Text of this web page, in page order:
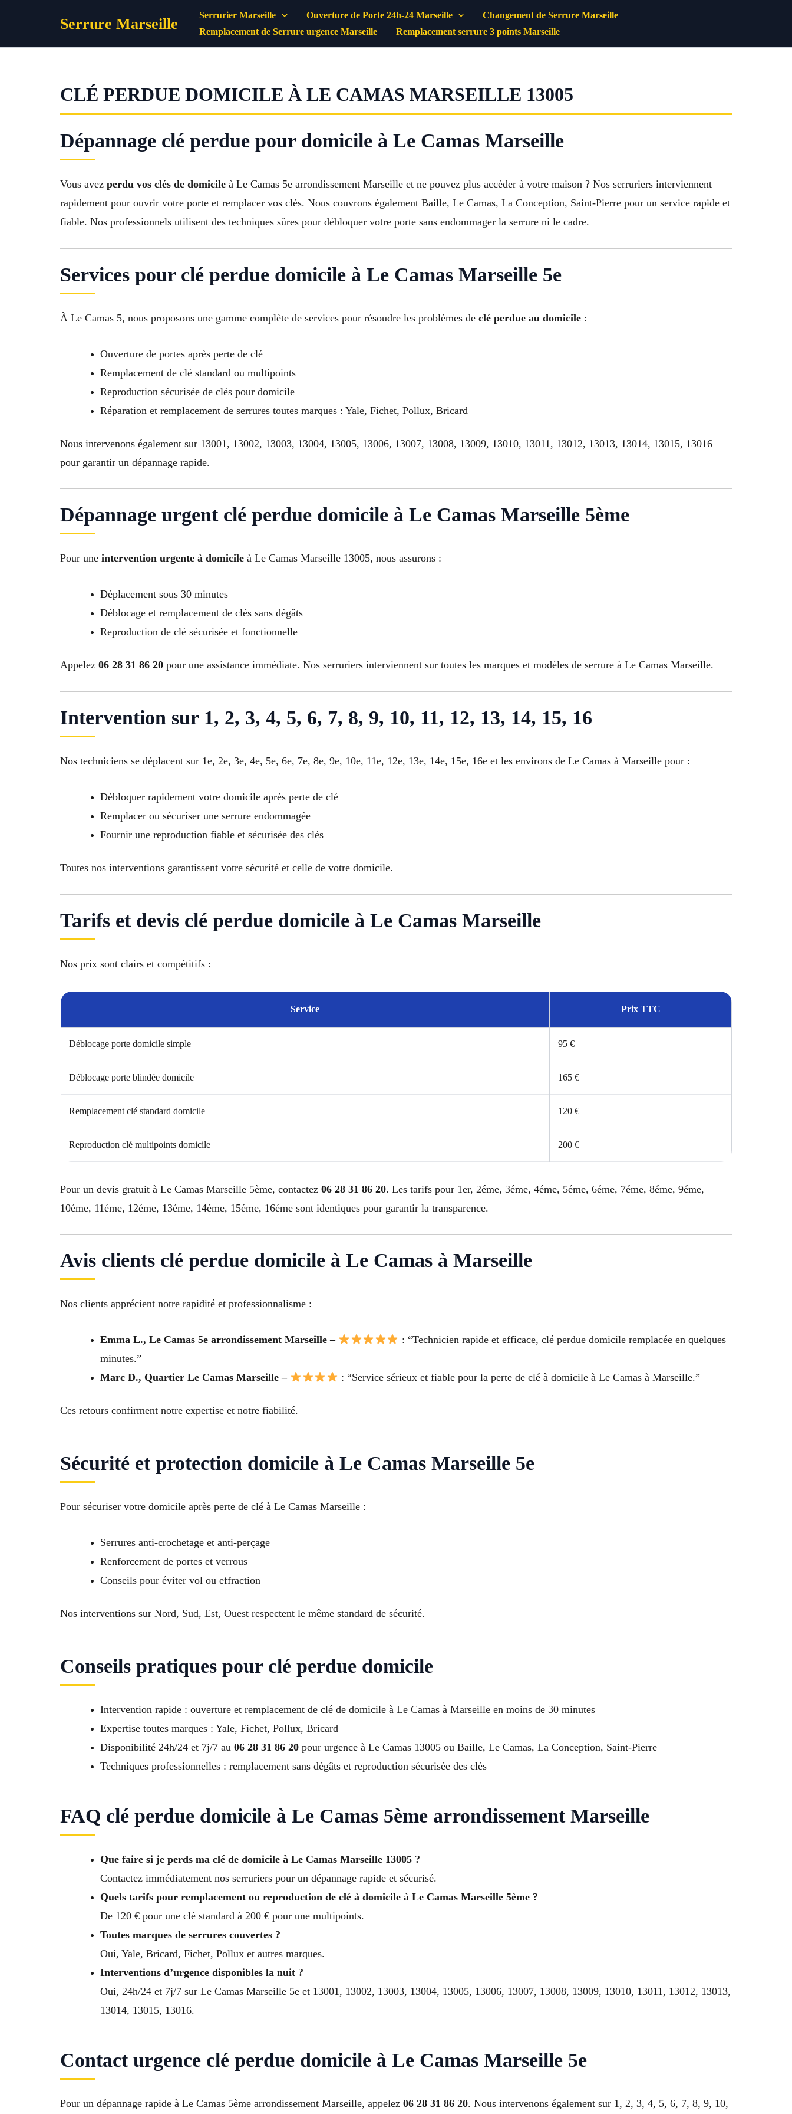
Serrure Marseille Serrurier Marseille Ouverture de Porte 24h-24 Marseille
Changement de Serrure Marseille
Remplacement de Serrure urgence Marseille
Remplacement serrure 3 points Marseille
CLÉ PERDUE DOMICILE À LE CAMAS MARSEILLE 13005
Dépannage clé perdue pour domicile à Le Camas Marseille
Vous avez perdu vos clés de domicile à Le Camas 5e arrondissement Marseille et ne pouvez plus accéder à votre maison ? Nos serruriers interviennent
rapidement pour ouvrir votre porte et remplacer vos clés. Nous couvrons également Baille, Le Camas, La Conception, Saint-Pierre pour un service rapide et
fiable. Nos professionnels utilisent des techniques sûres pour débloquer votre porte sans endommager la serrure ni le cadre.
Services pour clé perdue domicile à Le Camas Marseille 5e
À Le Camas 5, nous proposons une gamme complète de services pour résoudre les problèmes de clé perdue au domicile :
Ouverture de portes après perte de clé
Remplacement de clé standard ou multipoints
Reproduction sécurisée de clés pour domicile
Réparation et remplacement de serrures toutes marques : Yale, Fichet, Pollux, Bricard
Nous intervenons également sur 13001, 13002, 13003, 13004, 13005, 13006, 13007, 13008, 13009, 13010, 13011, 13012, 13013, 13014, 13015, 13016
pour garantir un dépannage rapide.
Dépannage urgent clé perdue domicile à Le Camas Marseille 5ème
Pour une intervention urgente à domicile à Le Camas Marseille 13005, nous assurons :
Déplacement sous 30 minutes
Déblocage et remplacement de clés sans dégâts
Reproduction de clé sécurisée et fonctionnelle
Appelez 06 28 31 86 20 pour une assistance immédiate. Nos serruriers interviennent sur toutes les marques et modèles de serrure à Le Camas Marseille.
Intervention sur 1, 2, 3, 4, 5, 6, 7, 8, 9, 10, 11, 12, 13, 14, 15, 16
Nos techniciens se déplacent sur 1e, 2e, 3e, 4e, 5e, 6e, 7e, 8e, 9e, 10e, 11e, 12e, 13e, 14e, 15e, 16e et les environs de Le Camas à Marseille pour :
Débloquer rapidement votre domicile après perte de clé
Remplacer ou sécuriser une serrure endommagée
Fournir une reproduction fiable et sécurisée des clés
Toutes nos interventions garantissent votre sécurité et celle de votre domicile.
Tarifs et devis clé perdue domicile à Le Camas Marseille
Nos prix sont clairs et compétitifs :
Service Prix TTC
Déblocage porte domicile simple 95 €
Déblocage porte blindée domicile 165 €
Remplacement clé standard domicile 120 €
Reproduction clé multipoints domicile 200 €
Pour un devis gratuit à Le Camas Marseille 5ème, contactez 06 28 31 86 20. Les tarifs pour 1er, 2éme, 3éme, 4éme, 5éme, 6éme, 7éme, 8éme, 9éme,
10éme, 11éme, 12éme, 13éme, 14éme, 15éme, 16éme sont identiques pour garantir la transparence.
Avis clients clé perdue domicile à Le Camas à Marseille
Nos clients apprécient notre rapidité et professionnalisme :
Emma L., Le Camas 5e arrondissement Marseille –
: “Technicien rapide et efficace, clé perdue domicile remplacée en quelques
minutes.”
Marc D., Quartier Le Camas Marseille –
: “Service sérieux et fiable pour la perte de clé à domicile à Le Camas à Marseille.”
Ces retours confirment notre expertise et notre fiabilité.
Sécurité et protection domicile à Le Camas Marseille 5e
Pour sécuriser votre domicile après perte de clé à Le Camas Marseille :
Serrures anti-crochetage et anti-perçage
Renforcement de portes et verrous
Conseils pour éviter vol ou effraction
Nos interventions sur Nord, Sud, Est, Ouest respectent le même standard de sécurité.
Conseils pratiques pour clé perdue domicile
Intervention rapide : ouverture et remplacement de clé de domicile à Le Camas à Marseille en moins de 30 minutes
Expertise toutes marques : Yale, Fichet, Pollux, Bricard
Disponibilité 24h/24 et 7j/7 au 06 28 31 86 20 pour urgence à Le Camas 13005 ou Baille, Le Camas, La Conception, Saint-Pierre
Techniques professionnelles : remplacement sans dégâts et reproduction sécurisée des clés
FAQ clé perdue domicile à Le Camas 5ème arrondissement Marseille
Que faire si je perds ma clé de domicile à Le Camas Marseille 13005 ?
Contactez immédiatement nos serruriers pour un dépannage rapide et sécurisé.
Quels tarifs pour remplacement ou reproduction de clé à domicile à Le Camas Marseille 5ème ?
De 120 € pour une clé standard à 200 € pour une multipoints.
Toutes marques de serrures couvertes ?
Oui, Yale, Bricard, Fichet, Pollux et autres marques.
Interventions d’urgence disponibles la nuit ?
Oui, 24h/24 et 7j/7 sur Le Camas Marseille 5e et 13001, 13002, 13003, 13004, 13005, 13006, 13007, 13008, 13009, 13010, 13011, 13012, 13013,
13014, 13015, 13016.
Contact urgence clé perdue domicile à Le Camas Marseille 5e
Pour un dépannage rapide à Le Camas 5ème arrondissement Marseille, appelez 06 28 31 86 20. Nous intervenons également sur 1, 2, 3, 4, 5, 6, 7, 8, 9, 10,